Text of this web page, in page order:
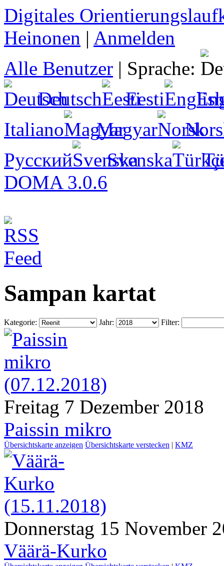
Digitales
Heinonen | Anmelden
Alle Benutzer | Sprache:
Deutsch
Eesti
Italiano
Magyar
Русский
Svenska
DOMA 3.0.6
Sampan kartat
Kategorie: Jahr: Filter:
Freitag 7 Dezember 2018
Paissin mikro
Übersichtskarte anzeigen Übersichtskarte verstecken | KMZ
Donnerstag 15 November
Väärä-Kurko